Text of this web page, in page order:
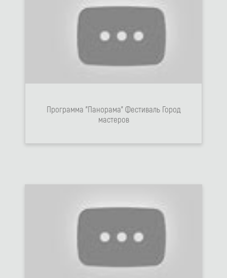
Программа "Панорама" Фестиваль Город
мастеров